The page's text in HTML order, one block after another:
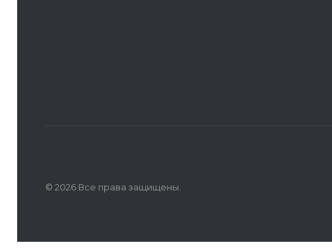
© 2026 Все права защищены.